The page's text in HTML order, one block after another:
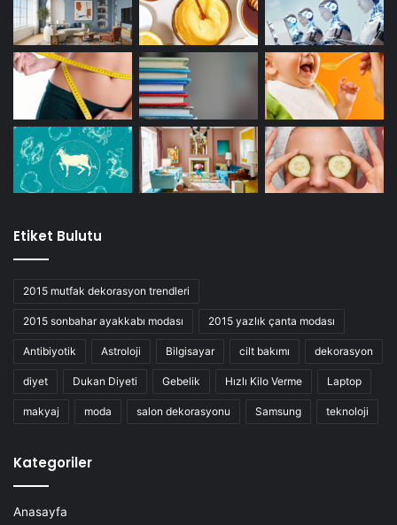
Etiket Bulutu
2015 mutfak dekorasyon trendleri
2015 sonbahar ayakkabı modası 2015 yazlık çanta modası
Antibiyotik Astroloji Bilgisayar cilt bakımı dekorasyon
diyet Dukan Diyeti Gebelik Hızlı Kilo Verme Laptop
makyaj moda salon dekorasyonu Samsung teknoloji
Kategoriler
Anasayfa